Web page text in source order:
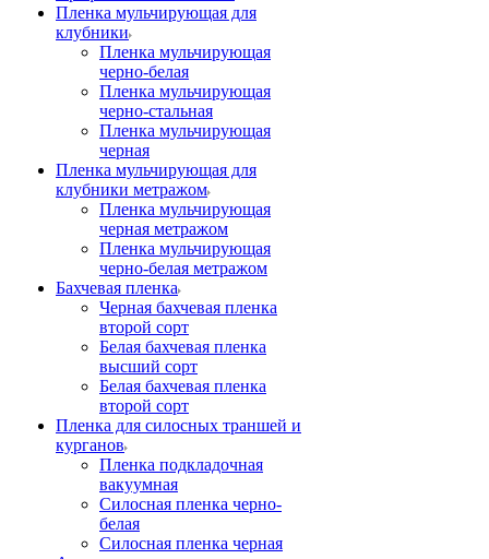
Пленка мульчирующая для
клубники
Пленка мульчирующая
черно-белая
Пленка мульчирующая
черно-стальная
Пленка мульчирующая
черная
Пленка мульчирующая для
клубники метражом
Пленка мульчирующая
черная метражом
Пленка мульчирующая
черно-белая метражом
Бахчевая пленка
Черная бахчевая пленка
второй сорт
Белая бахчевая пленка
высший сорт
Белая бахчевая пленка
второй сорт
Пленка для силосных траншей и
курганов
Пленка подкладочная
вакуумная
Силосная пленка черно-
белая
Силосная пленка черная